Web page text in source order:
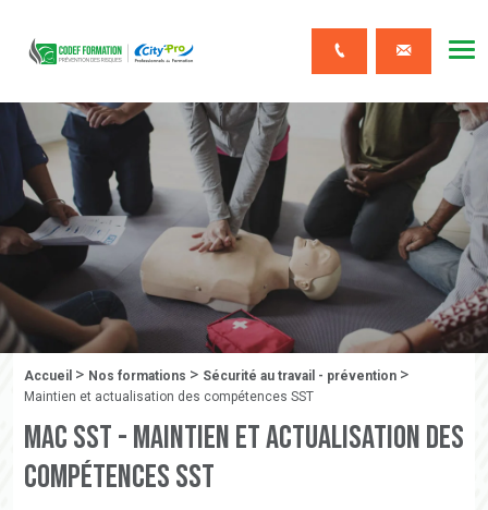
Contact
Fil d'Ariane :
Accueil > Nos formations > Sécurité au travail - prévention >
Maintien et actualisation des compétences SST
MAC SST - Maintien et actualisation des
compétences SST